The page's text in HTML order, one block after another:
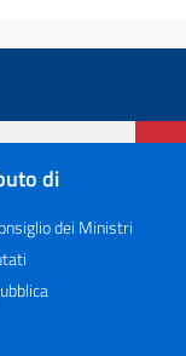
di
dei Ministri